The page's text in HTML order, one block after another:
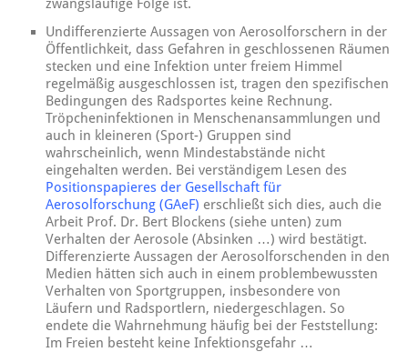
Undifferenzierte Aussagen von Aerosolforschern in der
Öffentlichkeit, dass Gefahren in geschlossenen Räumen
stecken und eine Infektion unter freiem Himmel
regelmäßig ausgeschlossen ist, tragen den spezifischen
Bedingungen des Radsportes keine Rechnung.
Tröpcheninfektionen in Menschenansammlungen und
auch in kleineren (Sport-) Gruppen sind
wahrscheinlich, wenn Mindestabstände nicht
eingehalten werden. Bei verständigem Lesen des
Positionspapieres der Gesellschaft für
Aerosolforschung (GAeF) erschließt sich dies, auch die
Arbeit Prof. Dr. Bert Blockens (siehe unten) zum
Verhalten der Aerosole (Absinken …) wird bestätigt.
Differenzierte Aussagen der Aerosolforschenden in den
Medien hätten sich auch in einem problembewussten
Verhalten von Sportgruppen, insbesondere von
Läufern und Radsportlern, niedergeschlagen. So
endete die Wahrnehmung häufig bei der Feststellung:
Im Freien besteht keine Infektionsgefahr …